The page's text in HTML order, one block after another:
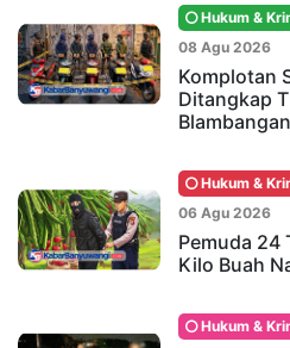
Hukum &
08 Agu 2026
Komplotan
Ditangkap
Hukum &
06 Agu 2026
Pemuda 24
Kilo Buah
Hukum &